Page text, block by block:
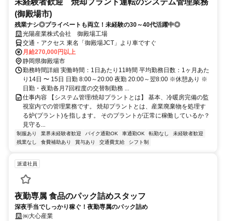
未経験者歓迎 焼却プラント運転のシステム管理業務
(御殿場市)
残業ナシ◎プライベートも両立！未経験の30～40代活躍中◎
光陽産業株式会社 御殿場工場
交通・アクセス 東名「御殿場JCT」より車ですぐ
月給270,000円以上
静岡県御殿場市
勤務時間詳細 実働時間：1日あたり11時間 平均勤務日数：1ヶ月あた
り14日 〜 15日 日勤 8:00～20:00 夜勤 20:00～翌8:00 ※休憩あり ※
日勤・夜勤各月7回程度の交替制勤務 ...
仕事内容 【システム管理/焼却プラントとは】 基本、冷暖房完備の監
視室内での管理業務です。 焼却プラントとは、産業廃棄物を処理す
る炉(プラント)を指します。 そのプラントが正常に稼働しているか？
見守る...
制服あり 業界未経験者歓迎 バイク通勤OK 車通勤OK 転勤なし
未経験者歓迎
残業なし
食費補助あり 賞与あり 交通費支給 シフト制
派遣社員
夜勤専属 食品のパック詰めスタッフ
深夜手当でしっかり稼ぐ！夜勤専属のパック詰め
㈱大心産業